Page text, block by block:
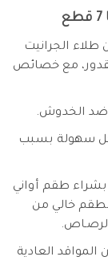
بـ 5 طبقات من طلاء الجرانيت
مع خصائص
ضد الخدوش.
سهولة بسبب
طقم أواني
خالي من
العادية